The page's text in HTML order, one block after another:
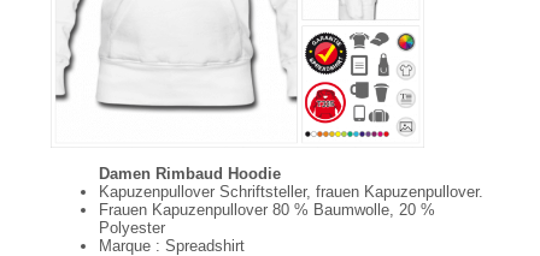
Damen Rimbaud Hoodie
Kapuzenpullover Schriftsteller, frauen Kapuzenpullover.
Frauen Kapuzenpullover 80 % Baumwolle, 20 %
Polyester
Marque : Spreadshirt